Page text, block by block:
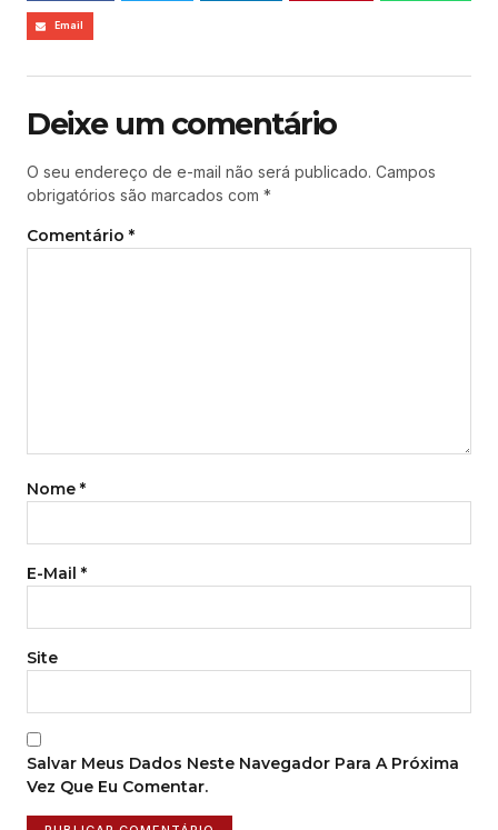
Email
Deixe um comentário
O seu endereço de e-mail não será publicado. Campos
obrigatórios são marcados com *
Comentário *
Nome *
E-Mail *
Site
Salvar Meus Dados Neste Navegador Para A Próxima
Vez Que Eu Comentar.